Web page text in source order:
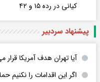
کیانی در رده ۱۵ و ۴۲
پیشنهاد سردبیر
آیا تهران هدف آمریکا قرار
اگر این اقدامات را نکنیم